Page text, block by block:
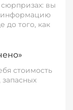
вы
информацию
до того, как
стоимость